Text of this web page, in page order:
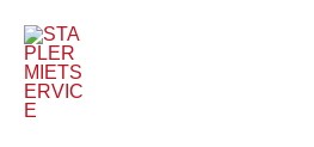
Inhalt
springen